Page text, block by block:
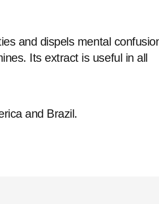
and dispels mental
Its extract is useful in all
and Brazil.